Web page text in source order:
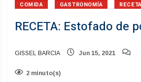
COMIDA GASTRONOMÍA
RECETA: Estofado de
GISSEL BARCIA Jun 15, 2021
2 minuto(s)